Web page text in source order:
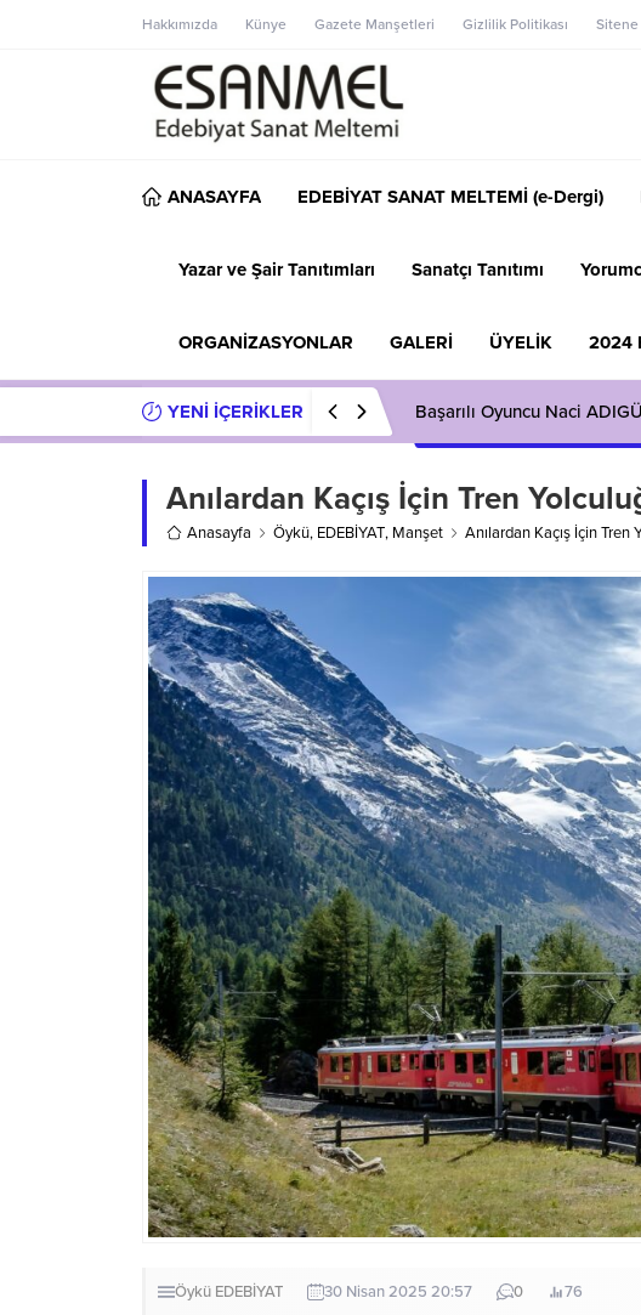
Hakkımızda Künye Gazete Manşetleri Gizlilik Politikası Sitene
ANASAYFA EDEBİYAT SANAT MELTEMİ (e-Dergi)
Yazar ve Şair Tanıtımları Sanatçı Tanıtımı
ORGANİZASYONLAR GALERİ ÜYELİK 2024
YENİ İÇERİKLER Başarılı Oyuncu Naci
Anılardan Kaçış İçin Tren
Anasayfa Öykü, EDEBİYAT, Manşet Anılardan Kaçış İçin Tren
Öykü EDEBİYAT 30 Nisan 2025 20:57 0 76